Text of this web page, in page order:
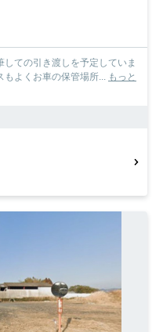
ての引き渡しを予定していま
もよくお車の保管場所... もっと